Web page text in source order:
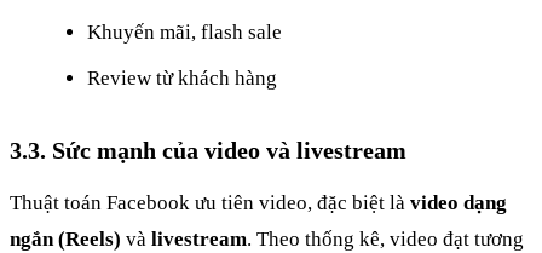
Khuyến mãi, flash sale
Review từ khách hàng
3.3. Sức mạnh của video và livestream
Thuật toán Facebook ưu tiên video, đặc biệt là video dạng
ngắn (Reels) và livestream. Theo thống kê, video đạt tương